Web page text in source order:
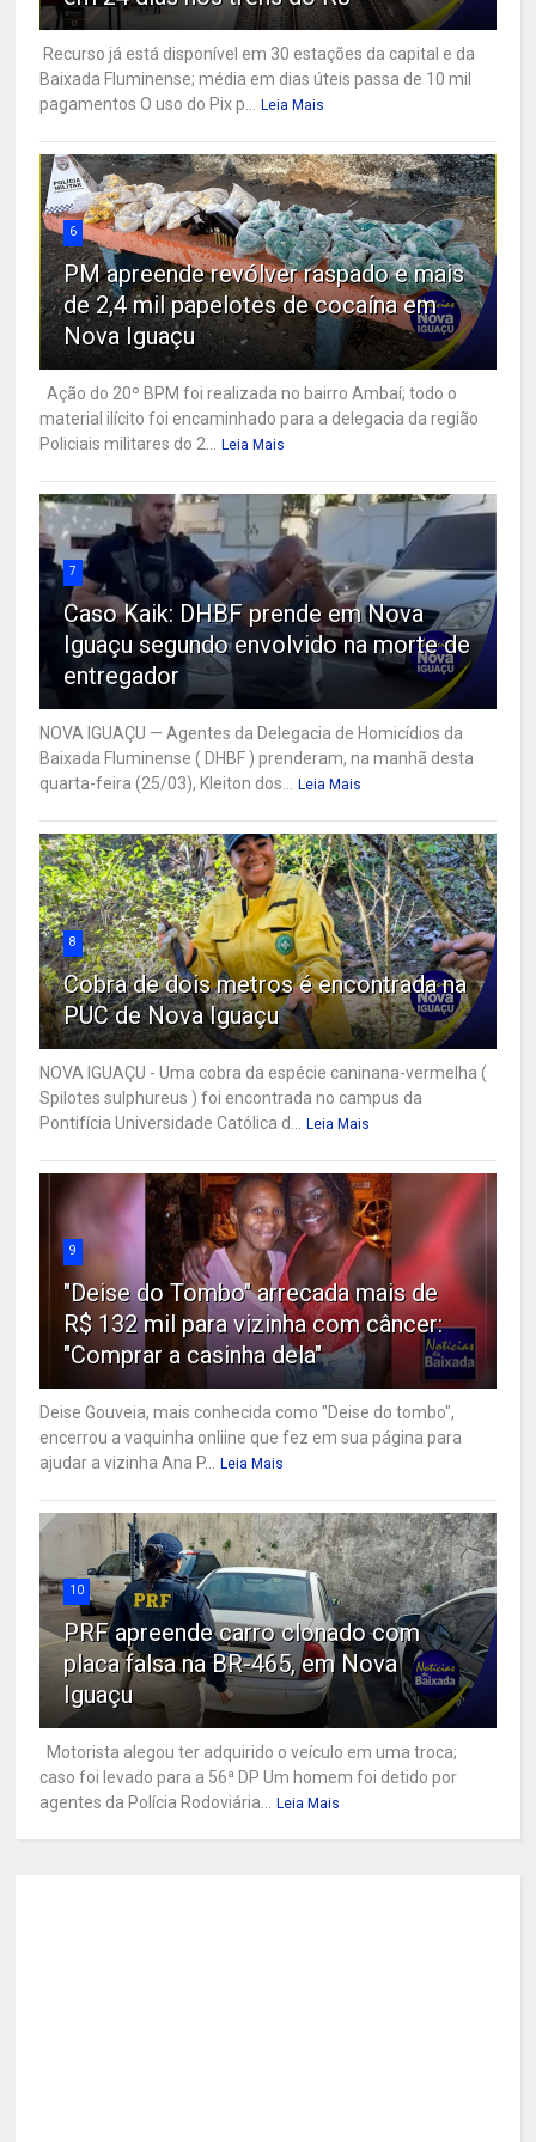
Recurso já está disponível em 30 estações da capital e da
Baixada Fluminense; média em dias úteis passa de 10 mil
pagamentos O uso do Pix p... Leia Mais
6
PM apreende revólver raspado e mais
de 2,4 mil papelotes de cocaína em
Nova Iguaçu
Ação do 20º BPM foi realizada no bairro Ambaí; todo o
material ilícito foi encaminhado para a delegacia da região
Policiais militares do 2... Leia Mais
7
Caso Kaik: DHBF prende em Nova
Iguaçu segundo envolvido na morte de
entregador
NOVA IGUAÇU — Agentes da Delegacia de Homicídios da
Baixada Fluminense ( DHBF ) prenderam, na manhã desta
quarta-feira (25/03), Kleiton dos... Leia Mais
8
Cobra de dois metros é encontrada na
PUC de Nova Iguaçu
NOVA IGUAÇU - Uma cobra da espécie caninana-vermelha (
Spilotes sulphureus ) foi encontrada no campus da
Pontifícia Universidade Católica d... Leia Mais
9
"Deise do Tombo" arrecada mais de
R$ 132 mil para vizinha com câncer:
"Comprar a casinha dela"
Deise Gouveia, mais conhecida como "Deise do tombo",
encerrou a vaquinha onliine que fez em sua página para
ajudar a vizinha Ana P... Leia Mais
10
PRF apreende carro clonado com
placa falsa na BR-465, em Nova
Iguaçu
Motorista alegou ter adquirido o veículo em uma troca;
caso foi levado para a 56ª DP Um homem foi detido por
agentes da Polícia Rodoviária... Leia Mais